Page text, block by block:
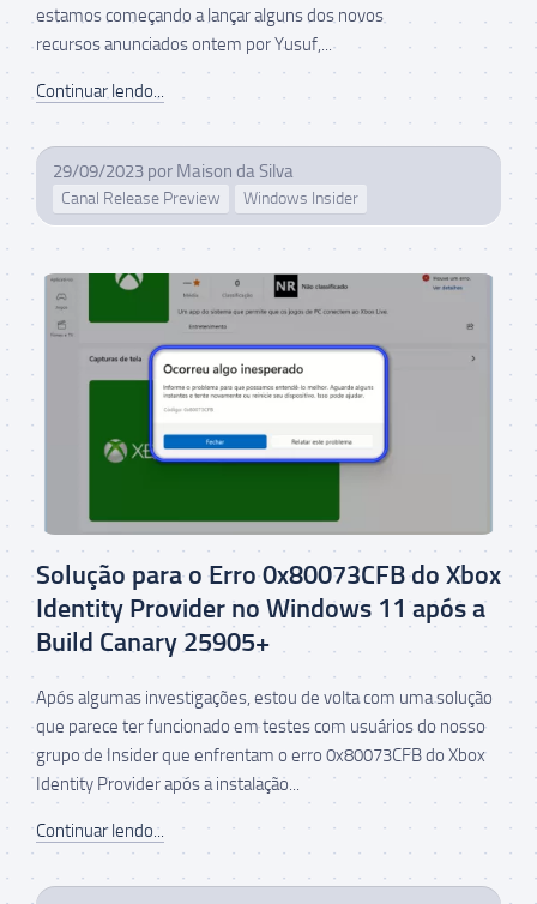
estamos começando a lançar alguns dos novos
recursos anunciados ontem por Yusuf,...
Continuar lendo...
29/09/2023 por Maison da Silva
Canal Release Preview Windows Insider
Solução para o Erro 0x80073CFB do Xbox
Identity Provider no Windows 11 após a
Build Canary 25905+
Após algumas investigações, estou de volta com uma solução
que parece ter funcionado em testes com usuários do nosso
grupo de Insider que enfrentam o erro 0x80073CFB do Xbox
Identity Provider após a instalação...
Continuar lendo...